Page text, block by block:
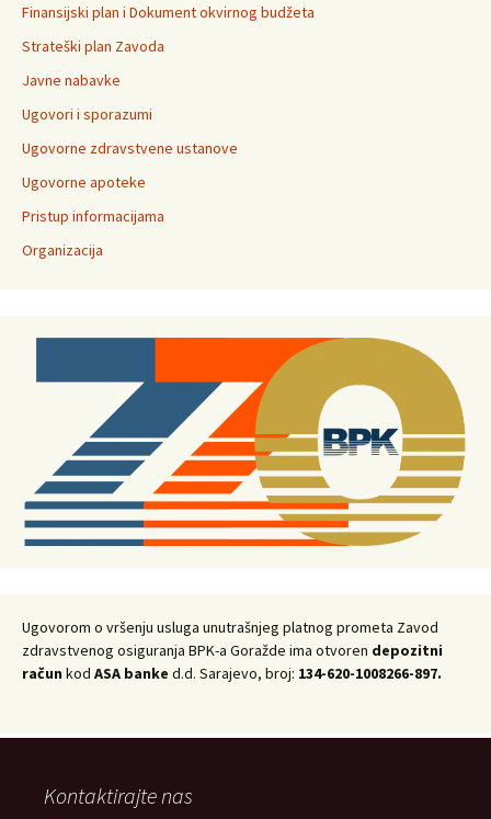
Finansijski plan i Dokument okvirnog budžeta
Strateški plan Zavoda
Javne nabavke
Ugovori i sporazumi
Ugovorne zdravstvene ustanove
Ugovorne apoteke
Pristup informacijama
Organizacija
Ugovorom o vršenju usluga unutrašnjeg platnog prometa Zavod
zdravstvenog osiguranja BPK-a Goražde ima otvoren depozitni
račun kod ASA banke d.d. Sarajevo, broj: 134-620-1008266-897.
Kontaktirajte nas